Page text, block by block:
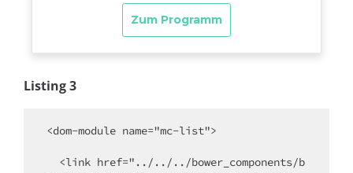
Listing 3
<dom-module name="mc-list">